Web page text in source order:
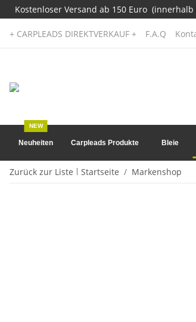
Kostenloser Versand ab 150 Euro (innerhalb
+ CARPLEADS DIREKTVERKAUF + F.A.Q
Neuheiten
NEW
Carpleads Produkte Bleie
Zurück zur Liste Startseite Markenshop